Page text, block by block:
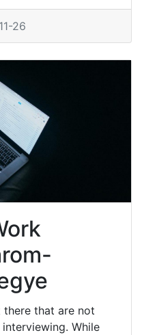
26
there that are not
While